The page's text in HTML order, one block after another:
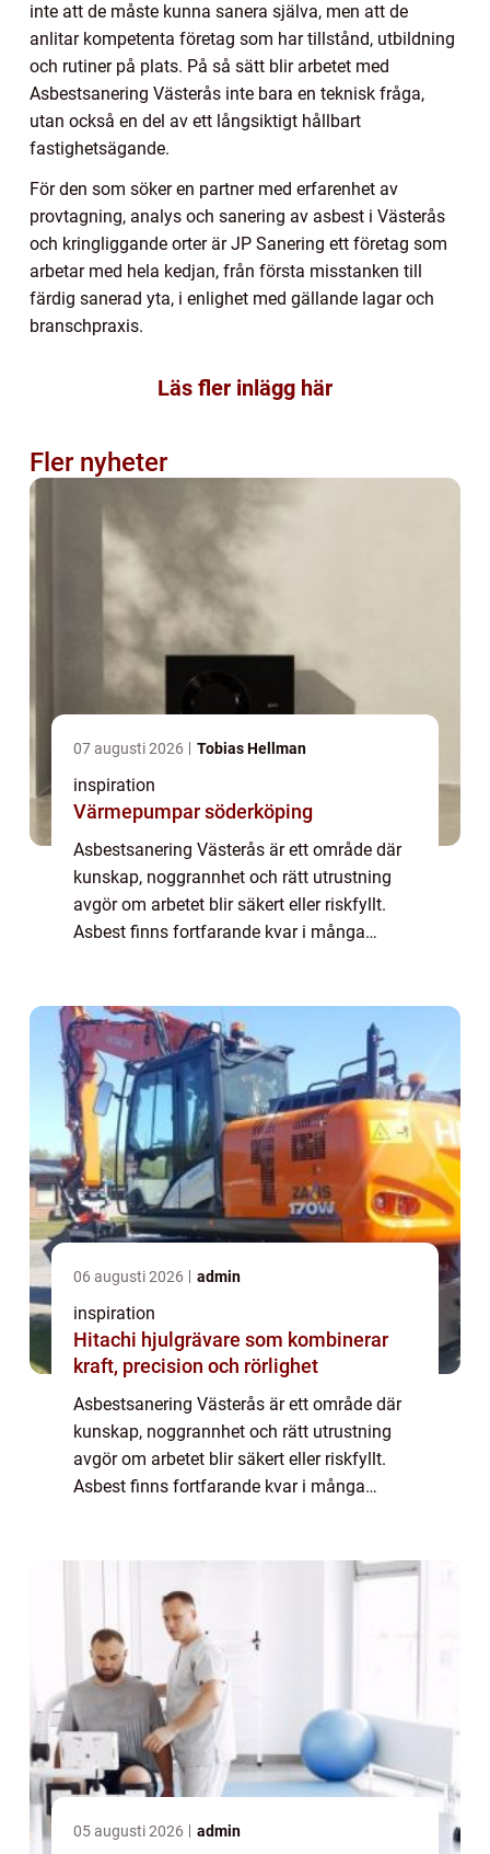
inte att de måste kunna sanera själva, men att de
anlitar kompetenta företag som har tillstånd, utbildning
och rutiner på plats. På så sätt blir arbetet med
Asbestsanering Västerås inte bara en teknisk fråga,
utan också en del av ett långsiktigt hållbart
fastighetsägande.
För den som söker en partner med erfarenhet av
provtagning, analys och sanering av asbest i Västerås
och kringliggande orter är JP Sanering ett företag som
arbetar med hela kedjan, från första misstanken till
färdig sanerad yta, i enlighet med gällande lagar och
branschpraxis.
Läs fler inlägg här
Fler nyheter
07 augusti 2026 Tobias Hellman
inspiration
Värmepumpar söderköping
Asbestsanering Västerås är ett område där
kunskap, noggrannhet och rätt utrustning
avgör om arbetet blir säkert eller riskfyllt.
Asbest finns fortfarande kvar i många
06 augusti 2026 admin
inspiration
Hitachi hjulgrävare som kombinerar
kraft, precision och rörlighet
Asbestsanering Västerås är ett område där
kunskap, noggrannhet och rätt utrustning
avgör om arbetet blir säkert eller riskfyllt.
Asbest finns fortfarande kvar i många
05 augusti 2026 admin